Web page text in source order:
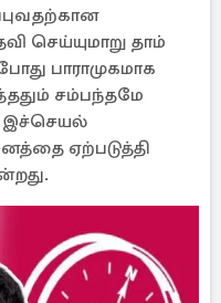
செய்யுமாறு தாம்
பாராமுகமாக
சம்பந்தமே
இச்செயல்
ஏற்படுத்தி